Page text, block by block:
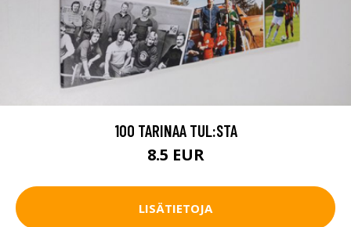
100 TARINAA TUL:STA
8.5 EUR
LISÄTIETOJA